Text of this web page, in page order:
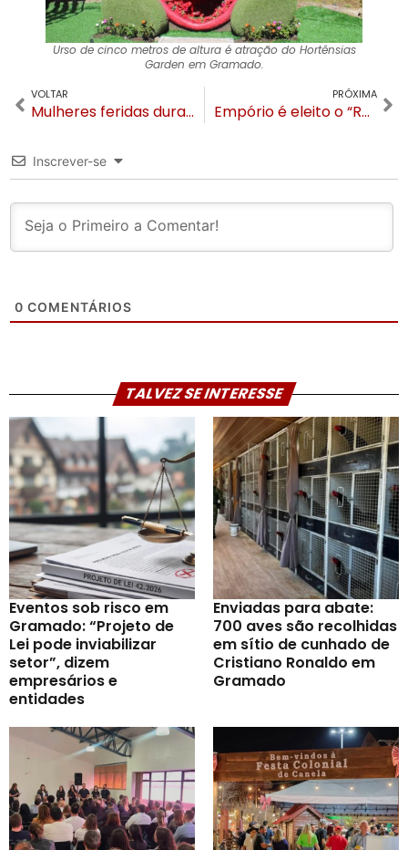
Urso de cinco metros de altura é atração do Hortênsias
Garden em Gramado.
VOLTAR
Mulheres feridas durante queda da aeronave seguem em UTIs de hospitais em Porto Alegre
PRÓXIMA
Empório é eleito o “Restaurante do Ano” em Canela no Prêmio Acontece
Inscrever-se
0 COMENTÁRIOS
TALVEZ SE INTERESSE
Eventos sob risco em
Gramado: “Projeto de
Lei pode inviabilizar
setor”, dizem
empresários e
entidades
Enviadas para abate:
700 aves são recolhidas
em sítio de cunhado de
Cristiano Ronaldo em
Gramado